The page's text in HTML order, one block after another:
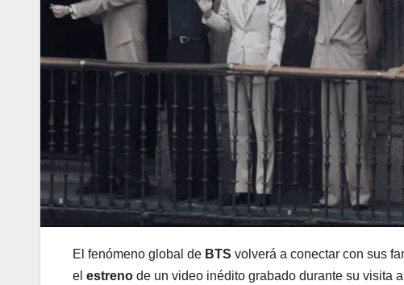
El fenómeno global de BTS volverá a conectar con sus
el estreno de un video inédito grabado durante su visita al